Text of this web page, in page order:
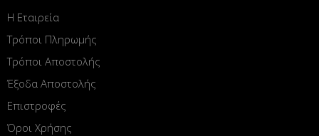
Η Εταιρεία
Τρόποι Πληρωμής
Τρόποι Αποστολής
Έξοδα Αποστολής
Επιστροφές
Όροι Χρήσης